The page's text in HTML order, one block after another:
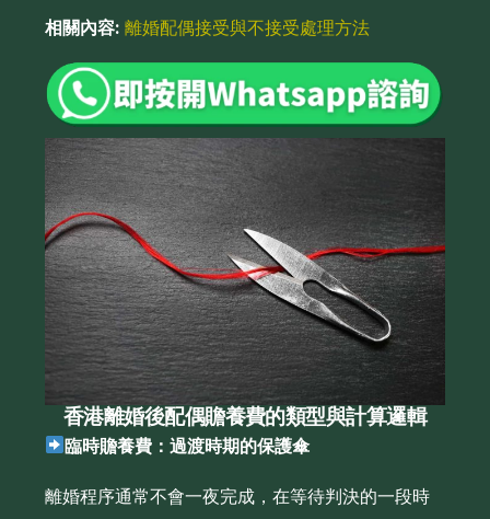
相關內容: 離婚配偶接受與不接受處理方法
香港離婚後配偶贍養費的類型與計算邏輯
臨時贍養費：過渡時期的保護傘
離婚程序通常不會一夜完成，在等待判決的一段時